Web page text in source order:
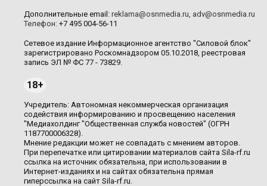
Дополнительные email: reklama@osnmedia.ru, adv@osnmedia.ru
Телефон: +7 495 004-56-11
Сетевое издание Информационное агентство "Силовой блок"
зарегистрировано Роскомнадзором 05.10.2018, реестровая
запись ЭЛ № ФС 77 - 73829.
18+
Учредитель: Автономная некоммерческая организация
содействия информированию и просвещению населения
"Медиахолдинг "Общественная служба новостей" (ОГРН
1187700006328).
Мнение редакции может не совпадать с мнением авторов.
При перепечатке или цитировании материалов сайта Sila-rf.ru
ссылка на источник обязательна, при использовании в
Интернет-изданиях и на сайтах обязательна прямая
гиперссылка на сайт Sila-rf.ru.